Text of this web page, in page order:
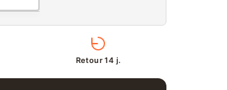
Retour 14 j.